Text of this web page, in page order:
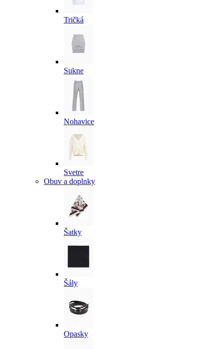
Tričká
Sukne
Nohavice
Svetre
Obuv a doplnky
Šatky
Šály
Opasky